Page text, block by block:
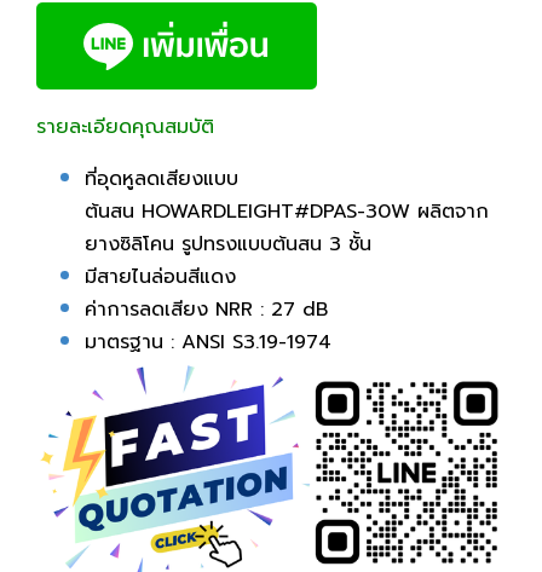
รายละเอียดคุณสมบัติ
ที่อุดหูลดเสียงแบบ
ต้นสน HOWARDLEIGHT#DPAS-30W ผลิตจาก
ยางซิลิโคน รูปทรงแบบต้นสน 3 ชั้น
มีสายไนล่อนสีแดง
ค่าการลดเสียง NRR : 27 dB
มาตรฐาน : ANSI S3.19-1974